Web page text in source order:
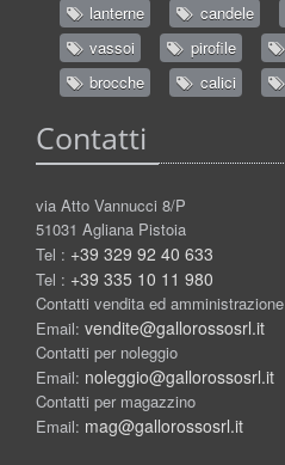
lanterne
candele
vassoi
pirofile
brocche
calici
Contatti
via Atto Vannucci 8/P
51031 Agliana Pistoia
Tel : +39 329 92 40 633
Tel : +39 335 10 11 980
Contatti vendita ed amministrazione
Email: vendite@gallorossosrl.it
Contatti per noleggio
Email: noleggio@gallorossosrl.it
Contatti per magazzino
Email: mag@gallorossosrl.it